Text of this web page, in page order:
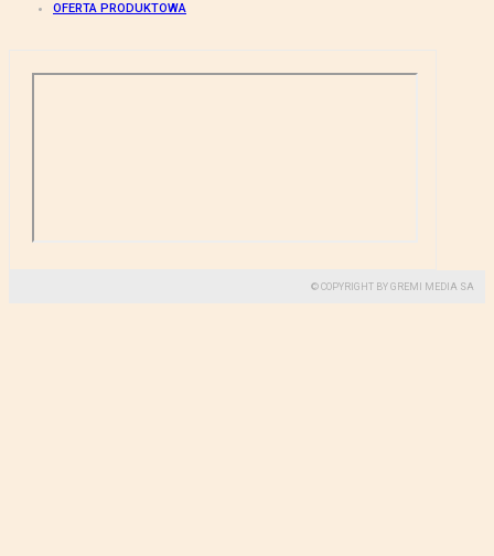
OFERTA PRODUKTOWA
© COPYRIGHT BY GREMI MEDIA SA